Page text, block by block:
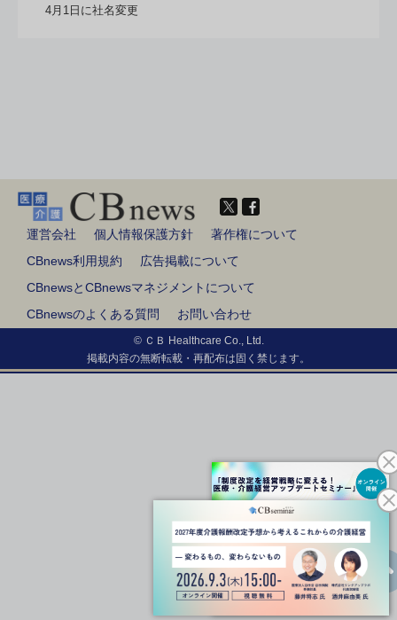
4月1日に社名変更
運営会社 個人情報保護方針
著作権について
CBnews利用規約
広告掲載について
CBnewsとCBnewsマネジメントについて
CBnewsのよくある質問
お問い合わせ
© ＣＢ Healthcare Co., Ltd.
掲載内容の無断転載・再配布は固く禁じます。